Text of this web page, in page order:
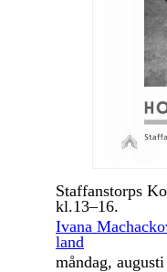
Staffanstorps
kl.13–16.
Ivana
land
måndag,